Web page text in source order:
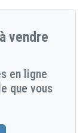
vendre
en ligne
que vous